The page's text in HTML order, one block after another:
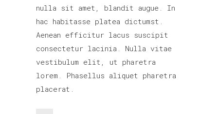
nulla sit amet, blandit augue. In
hac habitasse platea dictumst.
Aenean efficitur lacus suscipit
consectetur lacinia. Nulla vitae
vestibulum elit, ut pharetra
lorem. Phasellus aliquet pharetra
placerat.